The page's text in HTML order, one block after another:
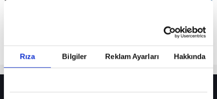
Rıza Bilgiler Reklam Ayarları Hakkında